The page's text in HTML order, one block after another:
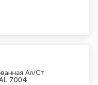
Ал/Ст
7004